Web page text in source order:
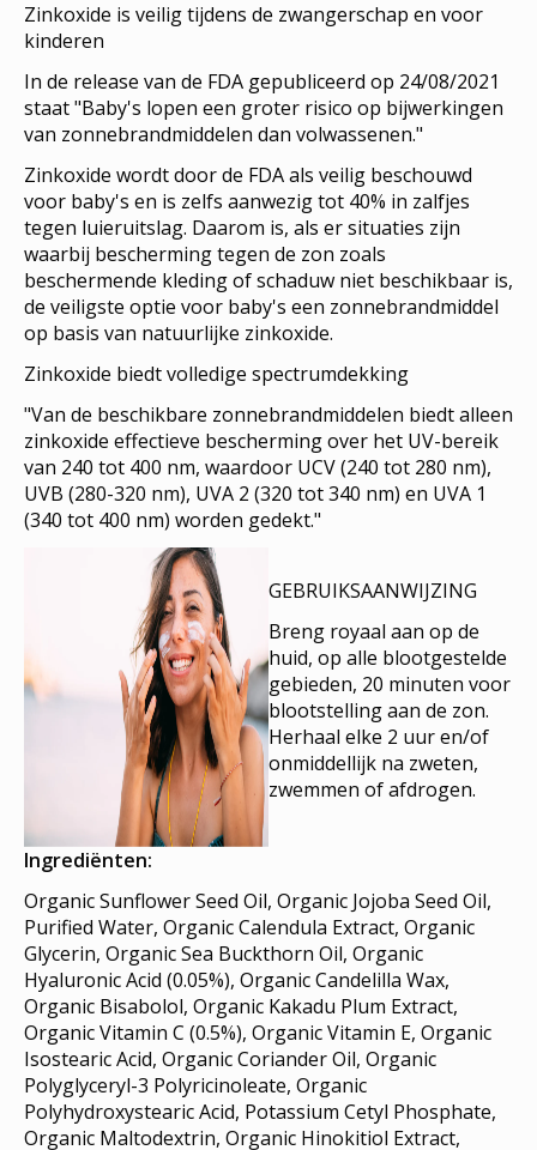
Zinkoxide is veilig tijdens de zwangerschap en voor
kinderen
In de release van de FDA gepubliceerd op 24/08/2021
staat "Baby's lopen een groter risico op bijwerkingen
van zonnebrandmiddelen dan volwassenen."
Zinkoxide wordt door de FDA als veilig beschouwd
voor baby's en is zelfs aanwezig tot 40% in zalfjes
tegen luieruitslag. Daarom is, als er situaties zijn
waarbij bescherming tegen de zon zoals
beschermende kleding of schaduw niet beschikbaar is,
de veiligste optie voor baby's een zonnebrandmiddel
op basis van natuurlijke zinkoxide.
Zinkoxide biedt volledige spectrumdekking
"Van de beschikbare zonnebrandmiddelen biedt alleen
zinkoxide effectieve bescherming over het UV-bereik
van 240 tot 400 nm, waardoor UCV (240 tot 280 nm),
UVB (280-320 nm), UVA 2 (320 tot 340 nm) en UVA 1
(340 tot 400 nm) worden gedekt."
GEBRUIKSAANWIJZING
Breng royaal aan op de
huid, op alle blootgestelde
gebieden, 20 minuten voor
blootstelling aan de zon.
Herhaal elke 2 uur en/of
onmiddellijk na zweten,
zwemmen of afdrogen.
Ingrediënten:
Organic Sunflower Seed Oil, Organic Jojoba Seed Oil,
Purified Water, Organic Calendula Extract, Organic
Glycerin, Organic Sea Buckthorn Oil, Organic
Hyaluronic Acid (0.05%), Organic Candelilla Wax,
Organic Bisabolol, Organic Kakadu Plum Extract,
Organic Vitamin C (0.5%), Organic Vitamin E, Organic
Isostearic Acid, Organic Coriander Oil, Organic
Polyglyceryl-3 Polyricinoleate, Organic
Polyhydroxystearic Acid, Potassium Cetyl Phosphate,
Organic Maltodextrin, Organic Hinokitiol Extract,